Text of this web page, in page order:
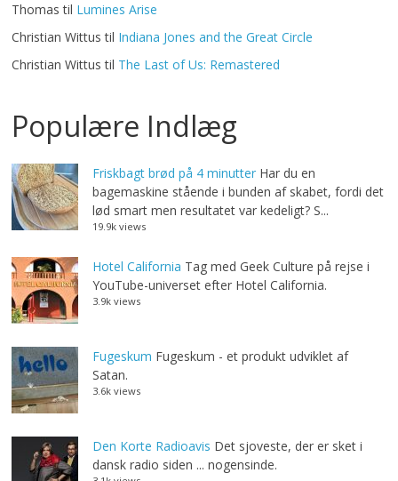
Thomas til Lumines Arise
Christian Wittus til Indiana Jones and the Great Circle
Christian Wittus til The Last of Us: Remastered
Populære Indlæg
Friskbagt brød på 4 minutter Har du en
bagemaskine stående i bunden af skabet, fordi det
lød smart men resultatet var kedeligt? S...
19.9k views
Hotel California Tag med Geek Culture på rejse i
YouTube-universet efter Hotel California.
3.9k views
Fugeskum Fugeskum - et produkt udviklet af
Satan.
3.6k views
Den Korte Radioavis Det sjoveste, der er sket i
dansk radio siden ... nogensinde.